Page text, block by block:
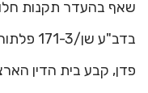
שאף בהעדר תקנות
בדב"ע
פדן, קבע בית הדין